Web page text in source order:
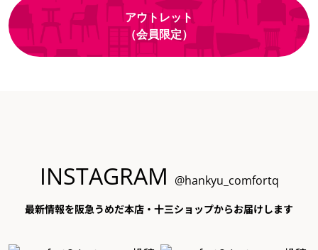
アウトレット
（会員限定）
INSTAGRAM @hankyu_comfortq
最新情報を阪急うめだ本店・十三ショップからお届けします